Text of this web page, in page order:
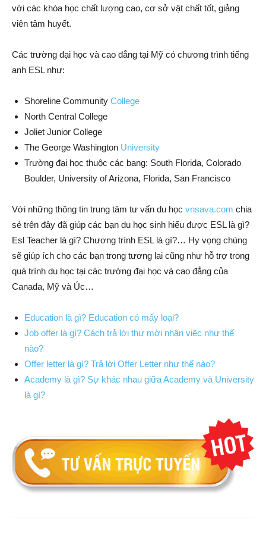
với các khóa học chất lượng cao, cơ sở vật chất tốt, giảng
viên tâm huyết.
Các trường đại học và cao đẳng tại Mỹ có chương trình tiếng
anh ESL như:
Shoreline Community College
North Central College
Joliet Junior College
The George Washington University
Trường đại học thuộc các bang: South Florida, Colorado
Boulder, University of Arizona, Florida, San Francisco
Với những thông tin trung tâm tư vấn du học vnsava.com chia
sẻ trên đây đã giúp các bạn du học sinh hiểu được ESL là gì?
Esl Teacher là gì? Chương trình ESL là gì?… Hy vọng chúng
sẽ giúp ích cho các bạn trong tương lai cũng như hỗ trợ trong
quá trình du học tại các trường đại học và cao đẳng của
Canada, Mỹ và Úc…
Education là gì? Education có mấy loại?
Job offer là gì? Cách trả lời thư mời nhận việc như thế
nào?
Offer letter là gì? Trả lời Offer Letter như thế nào?
Academy là gì? Sự khác nhau giữa Academy và University
là gì?